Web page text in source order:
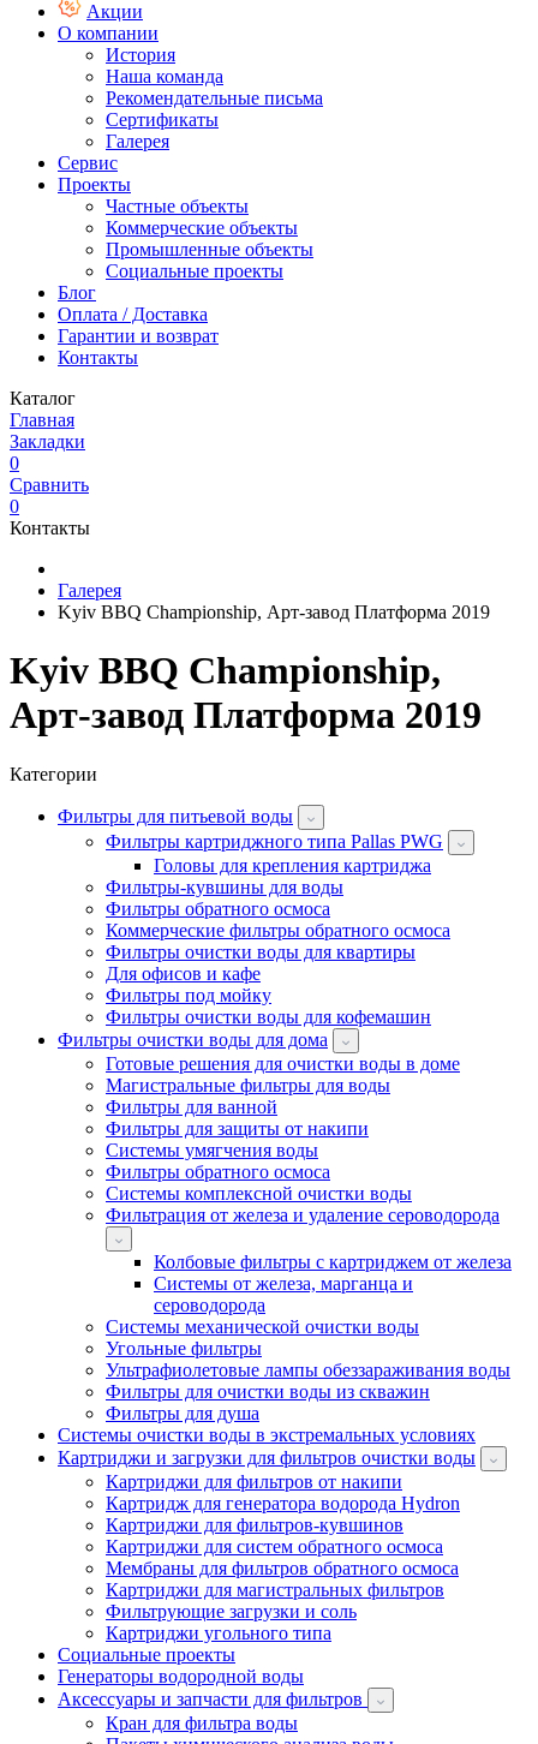
Акции
О компании
История
Наша команда
Рекомендательные письма
Сертификаты
Галерея
Сервис
Проекты
Частные объекты
Коммерческие объекты
Промышленные объекты
Социальные проекты
Блог
Оплата / Доставка
Гарантии и возврат
Контакты
Каталог
Главная
Закладки
0
Сравнить
0
Контакты
Галерея
Kyiv BBQ Championship, Арт-завод Платформа 2019
Kyiv BBQ Championship,
Арт-завод Платформа 2019
Категории
Фильтры для питьевой воды
Фильтры картриджного типа Pallas PWG
Головы для крепления картриджа
Фильтры-кувшины для воды
Фильтры обратного осмоса
Коммерческие фильтры обратного осмоса
Фильтры очистки воды для квартиры
Для офисов и кафе
Фильтры под мойку
Фильтры очистки воды для кофемашин
Фильтры очистки воды для дома
Готовые решения для очистки воды в доме
Магистральные фильтры для воды
Фильтры для ванной
Фильтры для защиты от накипи
Системы умягчения воды
Фильтры обратного осмоса
Системы комплексной очистки воды
Фильтрация от железа и удаление сероводорода
Колбовые фильтры с картриджем от железа
Системы от железа, марганца и
сероводорода
Системы механической очистки воды
Угольные фильтры
Ультрафиолетовые лампы обеззараживания воды
Фильтры для очистки воды из скважин
Фильтры для душа
Системы очистки воды в экстремальных условиях
Картриджи и загрузки для фильтров очистки воды
Картриджи для фильтров от накипи
Картридж для генератора водорода Hydron
Картриджи для фильтров-кувшинов
Картриджи для систем обратного осмоса
Мембраны для фильтров обратного осмоса
Картриджи для магистральных фильтров
Фильтрующие загрузки и соль
Картриджи угольного типа
Социальные проекты
Генераторы водородной воды
Аксессуары и запчасти для фильтров
Кран для фильтра воды